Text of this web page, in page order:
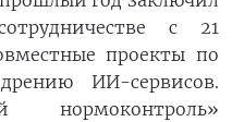
с 21
проекты по
ИИ-сервисов.
нормоконтроль»